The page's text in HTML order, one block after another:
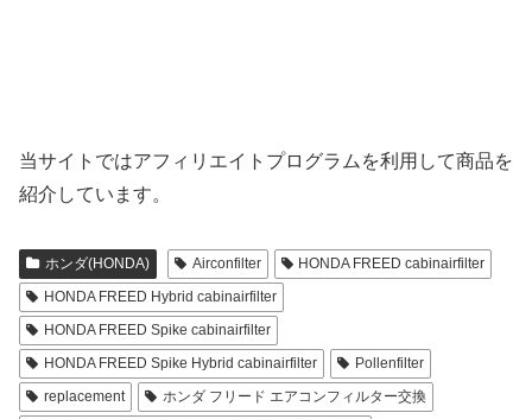
当サイトではアフィリエイトプログラムを利用して商品を
紹介しています。
ホンダ(HONDA) Airconfilter
HONDA FREED cabinairfilter
HONDA FREED Hybrid cabinairfilter
HONDA FREED Spike cabinairfilter
HONDA FREED Spike Hybrid cabinairfilter
Pollenfilter
replacement
ホンダ フリード エアコンフィルター交換